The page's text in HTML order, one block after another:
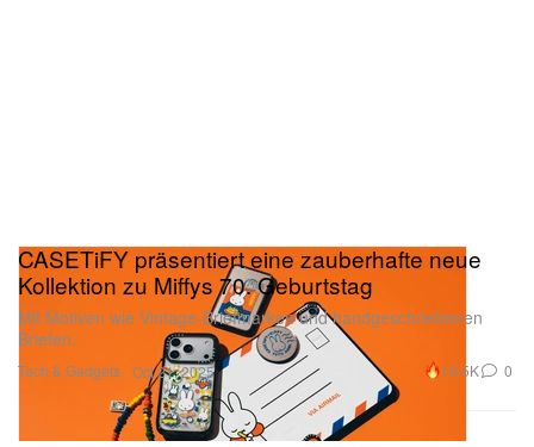
Tech & Gadgets
CASETiFY präsentiert eine zauberhafte neue
Kollektion zu Miffys 70. Geburtstag
Mit Motiven wie Vintage-Briefmarken und handgeschriebenen
Briefen.
Oct 21, 2025 10.5K 0